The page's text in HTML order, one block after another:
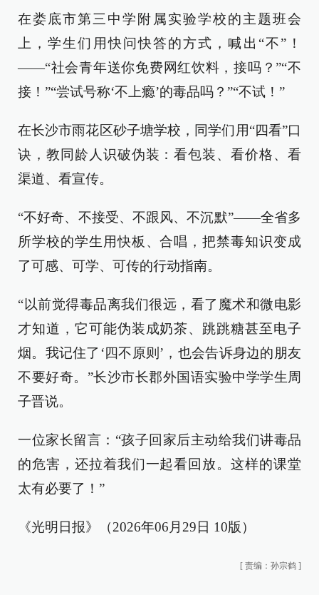
在娄底市第三中学附属实验学校的主题班会
上，学生们用快问快答的方式，喊出“不”！
——“社会青年送你免费网红饮料，接吗？”“不
接！”“尝试号称‘不上瘾’的毒品吗？”“不试！”
在长沙市雨花区砂子塘学校，同学们用“四看”口
诀，教同龄人识破伪装：看包装、看价格、看
渠道、看宣传。
“不好奇、不接受、不跟风、不沉默”——全省多
所学校的学生用快板、合唱，把禁毒知识变成
了可感、可学、可传的行动指南。
“以前觉得毒品离我们很远，看了魔术和微电影
才知道，它可能伪装成奶茶、跳跳糖甚至电子
烟。我记住了‘四不原则’，也会告诉身边的朋友
不要好奇。”长沙市长郡外国语实验中学学生周
子晋说。
一位家长留言：“孩子回家后主动给我们讲毒品
的危害，还拉着我们一起看回放。这样的课堂
太有必要了！”
《光明日报》（2026年06月29日 10版）
[ 责编：孙宗鹤 ]